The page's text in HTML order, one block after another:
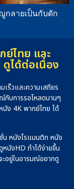
กลายเป็นกับดัก
ย์ไทย และ
ได้ต่อเนื่อง
ร็วและความเสถียร
กับการรอโหลดนานๆ
นัง 4K พากย์ไทย ได้
น หนังโรแมนติก หนัง
นังHD ทำได้ง่ายขึ้น
อยู่ในอารมณ์อยากดู